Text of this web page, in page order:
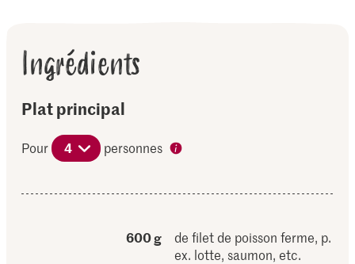
Ingrédients
Plat principal
Pour 4 personnes
600 g
de filet de poisson ferme, p.
ex. lotte, saumon, etc.